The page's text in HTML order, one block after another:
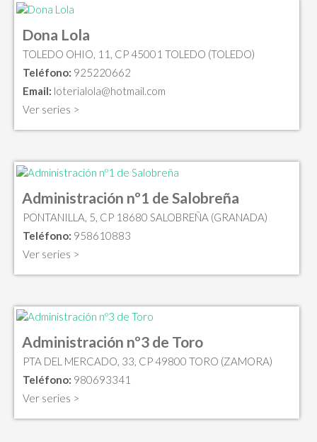
Dona Lola
TOLEDO OHIO, 11, CP 45001 TOLEDO (TOLEDO)
Teléfono: 925220662
Email: loterialola@hotmail.com
Ver series >
Administración nº1 de Salobreña
PONTANILLA, 5, CP 18680 SALOBREÑA (GRANADA)
Teléfono: 958610883
Ver series >
Administración nº3 de Toro
PTA DEL MERCADO, 33, CP 49800 TORO (ZAMORA)
Teléfono: 980693341
Ver series >